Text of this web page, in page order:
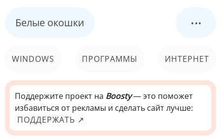
Белые окошки ...
WINDOWS ПРОГРАММЫ ИНТЕРНЕТ
КОМПЬЮТЕР
СИСТЕМА
Поддержите проект на Boosty— это поможет
избавиться от рекламы и сделать сайт лучше:
ПОДДЕРЖАТЬ ↗